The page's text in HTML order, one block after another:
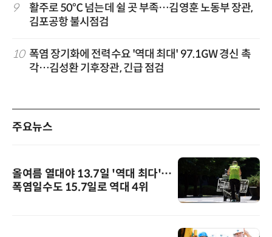
9
활주로 50℃ 넘는데 쉴 곳 부족…김영훈 노동부 장관,
김포공항 불시점검
10 폭염 장기화에 전력수요 '역대 최대' 97.1GW 경신 촉
각…김성환 기후장관, 긴급 점검
주요뉴스
올여름 열대야 13.7일 '역대 최다'…
폭염일수도 15.7일로 역대 4위